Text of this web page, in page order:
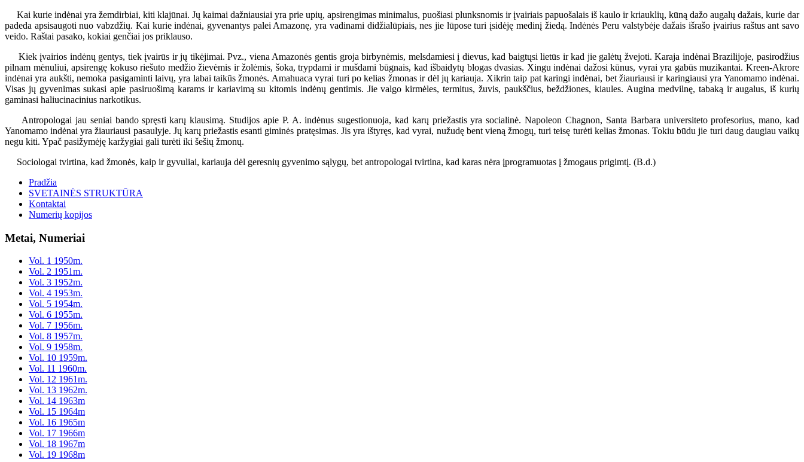
Kai kurie indėnai yra žemdirbiai, kiti klajūnai. Jų kaimai dažniausiai yra prie upių, apsirengimas minimalus, puošiasi plunksnomis ir įvairiais papuošalais iš kaulo ir kriauklių, kūną dažo augalų dažais, kurie dar
padeda apsisaugoti nuo vabzdžių. Kai kurie indėnai, gyvenantys palei Amazonę, yra vadinami didžialūpiais, nes jie lūpose turi įsidėję medinį žiedą. Indėnės Peru valstybėje dažais išrašo įvairius raštus ant savo
veido. Raštai pasako, kokiai genčiai jos priklauso.
Kiek įvairios indėnų gentys, tiek įvairūs ir jų tikėjimai. Pvz., viena Amazonės gentis groja birbynėmis, melsdamiesi į dievus, kad baigtųsi lietūs ir kad jie galėtų žvejoti. Karaja indėnai Brazilijoje, pasirodžius
pilnam mėnuliui, apsirengę kokuso riešuto medžio žievėmis ir žolėmis, šoka, trypdami ir mušdami būgnais, kad išbaidytų blogas dvasias. Xingu indėnai dažosi kūnus, vyrai yra gabūs muzikantai. Kreen-Akrore
indėnai yra aukšti, nemoka pasigaminti laivų, yra labai taikūs žmonės. Amahuaca vyrai turi po kelias žmonas ir dėl jų kariauja. Xikrin taip pat karingi indėnai, bet žiauriausi ir karingiausi yra Yanomamo indėnai.
Visas jų gyvenimas sukasi apie pasiruošimą karams ir kariavimą su kitomis indėnų gentimis. Jie valgo kirmėles, termitus, žuvis, paukščius, beždžiones, kiaules. Augina medvilnę, tabaką ir augalus, iš kurių
gaminasi haliucinacinius narkotikus.
Antropologai jau seniai bando spręsti karų klausimą. Studijos apie P. A. indėnus sugestionuoja, kad karų priežastis yra socialinė. Napoleon Chagnon, Santa Barbara universiteto profesorius, mano, kad
Yanomamo indėnai yra žiauriausi pasaulyje. Jų karų priežastis esanti giminės pratęsimas. Jis yra ištyręs, kad vyrai, nužudę bent vieną žmogų, turi teisę turėti kelias žmonas. Tokiu būdu jie turi daug daugiau vaikų
negu kiti. Ypač pasižymėję karžygiai gali turėti iki šešių žmonų.
Sociologai tvirtina, kad žmonės, kaip ir gyvuliai, kariauja dėl geresnių gyvenimo sąlygų, bet antropologai tvirtina, kad karas nėra įprogramuotas į žmogaus prigimtį. (B.d.)
Pradžia
SVETAINĖS STRUKTŪRA
Kontaktai
Numerių kopijos
Metai, Numeriai
Vol. 1 1950m.
Vol. 2 1951m.
Vol. 3 1952m.
Vol. 4 1953m.
Vol. 5 1954m.
Vol. 6 1955m.
Vol. 7 1956m.
Vol. 8 1957m.
Vol. 9 1958m.
Vol. 10 1959m.
Vol. 11 1960m.
Vol. 12 1961m.
Vol. 13 1962m.
Vol. 14 1963m
Vol. 15 1964m
Vol. 16 1965m
Vol. 17 1966m
Vol. 18 1967m
Vol. 19 1968m